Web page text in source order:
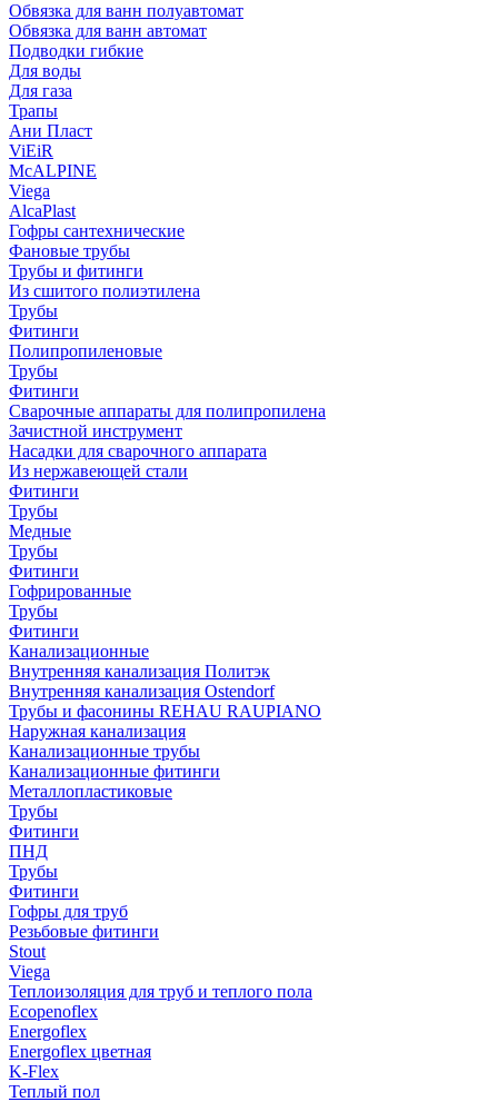
Обвязка для ванн полуавтомат
Обвязка для ванн автомат
Подводки гибкие
Для воды
Для газа
Трапы
Ани Пласт
ViEiR
McALPINE
Viega
AlcaPlast
Гофры сантехнические
Фановые трубы
Трубы и фитинги
Из сшитого полиэтилена
Трубы
Фитинги
Полипропиленовые
Трубы
Фитинги
Сварочные аппараты для полипропилена
Зачистной инструмент
Насадки для сварочного аппарата
Из нержавеющей стали
Фитинги
Трубы
Медные
Трубы
Фитинги
Гофрированные
Трубы
Фитинги
Канализационные
Внутренняя канализация Политэк
Внутренняя канализация Ostendorf
Трубы и фасонины REHAU RAUPIANO
Наружная канализация
Канализационные трубы
Канализационные фитинги
Металлопластиковые
Трубы
Фитинги
ПНД
Трубы
Фитинги
Гофры для труб
Резьбовые фитинги
Stout
Viega
Теплоизоляция для труб и теплого пола
Ecopenoflex
Energoflex
Energoflex цветная
K-Flex
Теплый пол